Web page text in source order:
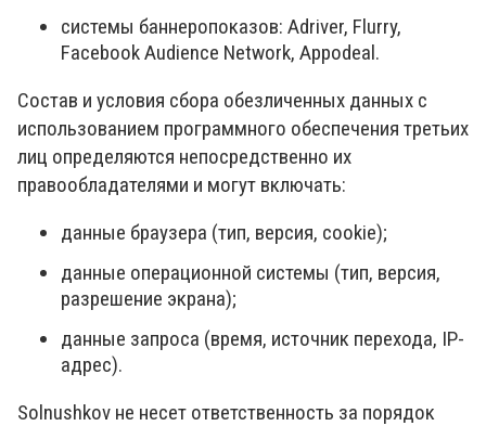
системы баннеропоказов: Adriver, Flurry,
Facebook Audience Network, Appodeal.
Состав и условия сбора обезличенных данных с
использованием программного обеспечения третьих
лиц определяются непосредственно их
правообладателями и могут включать:
данные браузера (тип, версия, cookie);
данные операционной системы (тип, версия,
разрешение экрана);
данные запроса (время, источник перехода, IP-
адрес).
Solnushkov не несет ответственность за порядок